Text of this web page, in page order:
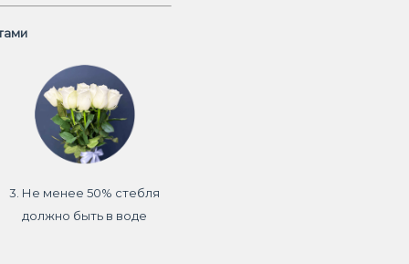
3. Не менее 50% стебля
должно быть в воде